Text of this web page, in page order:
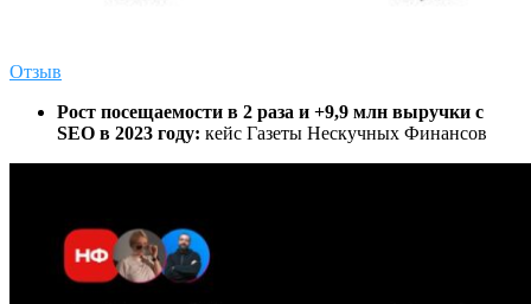
Отзыв
Рост посещаемости в 2 раза и +9,9 млн выручки с
SEO в 2023 году: кейс Газеты Нескучных Финансов